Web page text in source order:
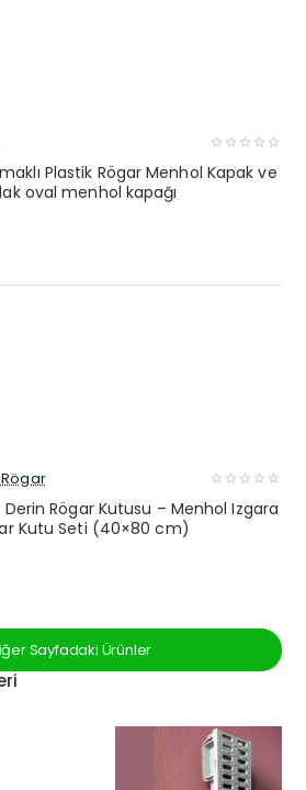
Plastik Rögar Menhol Kapak ve
oval menhol kapağı
Derin Rögar Kutusu – Menhol Izgara
Kutu Seti (40×80 cm)
Sayfadaki Ürünler